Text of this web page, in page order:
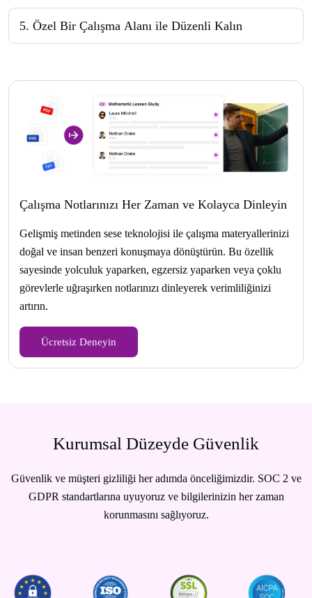
5. Özel Bir Çalışma Alanı ile Düzenli Kalın
Çalışma Notlarınızı Her Zaman ve Kolayca Dinleyin
Gelişmiş metinden sese teknolojisi ile çalışma materyallerinizi
doğal ve insan benzeri konuşmaya dönüştürün. Bu özellik
sayesinde yolculuk yaparken, egzersiz yaparken veya çoklu
görevlerle uğraşırken notlarınızı dinleyerek verimliliğinizi
artırın.
Ücretsiz Deneyin
Kurumsal Düzeyde Güvenlik
Güvenlik ve müşteri gizliliği her adımda önceliğimizdir. SOC 2 ve
GDPR standartlarına uyuyoruz ve bilgilerinizin her zaman
korunmasını sağlıyoruz.